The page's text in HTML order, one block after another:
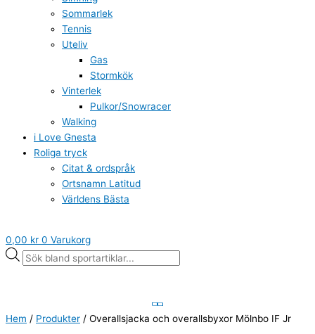
Sommarlek
Tennis
Uteliv
Gas
Stormkök
Vinterlek
Pulkor/Snowracer
Walking
i Love Gnesta
Roliga tryck
Citat & ordspråk
Ortsnamn Latitud
Världens Bästa
0,00 kr 0 Varukorg
Hem / Produkter / Overallsjacka och overallsbyxor Mölnbo IF Jr